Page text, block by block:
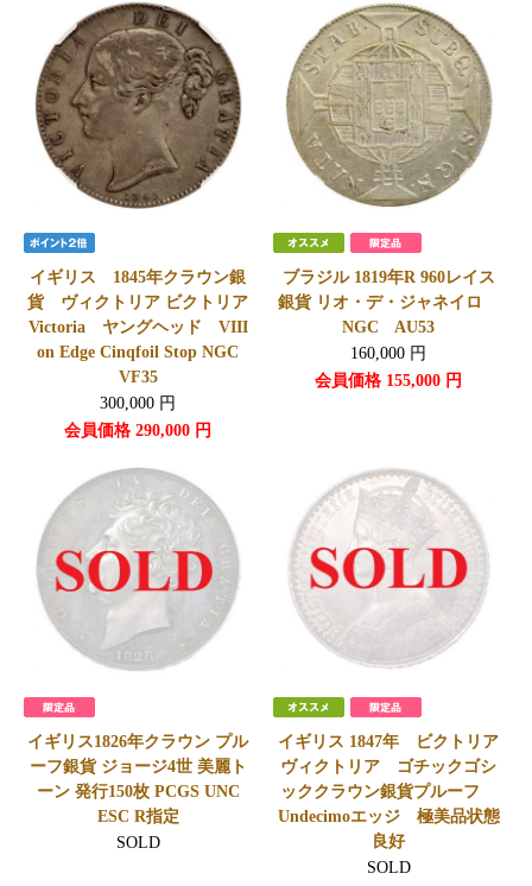
イギリス 1845年クラウン銀
貨 ヴィクトリア ビクトリア
Victoria ヤングヘッド VIII
on Edge Cinqfoil Stop NGC
VF35
300,000 円
会員価格 290,000 円
ブラジル 1819年R 960レイス
銀貨 リオ・デ・ジャネイロ
NGC AU53
160,000 円
会員価格 155,000 円
イギリス1826年クラウン プル
ーフ銀貨 ジョージ4世 美麗ト
ーン 発行150枚 PCGS UNC
ESC R指定
SOLD
イギリス 1847年 ビクトリア
ヴィクトリア ゴチックゴシ
ッククラウン銀貨プルーフ
Undecimoエッジ 極美品状態
良好
SOLD